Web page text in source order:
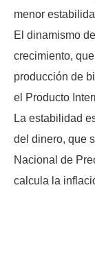
menor
El dinamismo
crecimiento,
producción de
el Producto
La estabilidad
del dinero, que
Nacional de
calcula la